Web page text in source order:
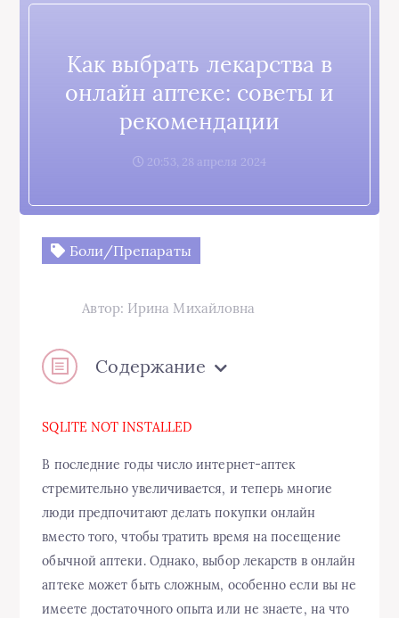
Как выбрать лекарства в
онлайн аптеке: советы и
рекомендации
20:53, 28 апреля 2024
Боли/Препараты
Автор: Ирина Михайловна
Содержание
SQLITE NOT INSTALLED
В последние годы число интернет-аптек
стремительно увеличивается, и теперь многие
люди предпочитают делать покупки онлайн
вместо того, чтобы тратить время на посещение
обычной аптеки. Однако, выбор лекарств в онлайн
аптеке может быть сложным, особенно если вы не
имеете достаточного опыта или не знаете, на что